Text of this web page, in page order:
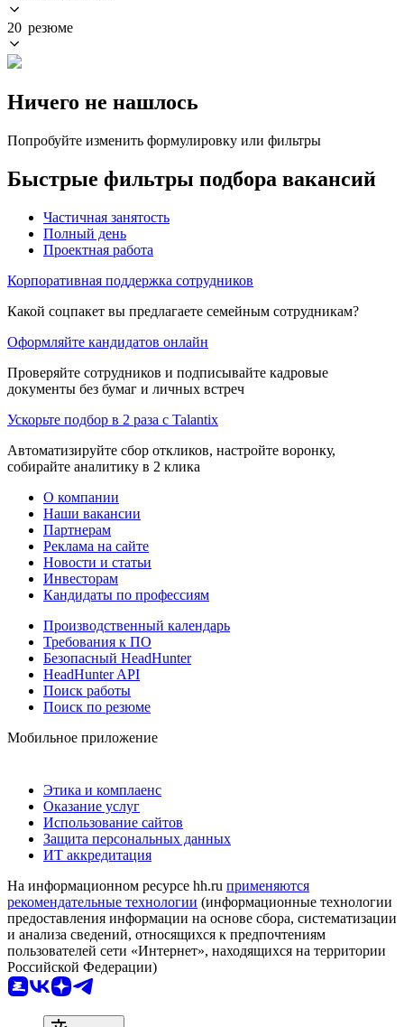
20 резюме
Ничего не нашлось
Попробуйте изменить формулировку или фильтры
Быстрые фильтры подбора вакансий
Частичная занятость
Полный день
Проектная работа
Корпоративная поддержка сотрудников
Какой соцпакет вы предлагаете семейным сотрудникам?
Оформляйте кандидатов онлайн
Проверяйте сотрудников и подписывайте кадровые
документы без бумаг и личных встреч
Ускорьте подбор в 2 раза с Talantix
Автоматизируйте сбор откликов, настройте воронку,
собирайте аналитику в 2 клика
О компании
Наши вакансии
Партнерам
Реклама на сайте
Новости и статьи
Инвесторам
Кандидаты по профессиям
Производственный календарь
Требования к ПО
Безопасный HeadHunter
HeadHunter API
Поиск работы
Поиск по резюме
Мобильное приложение
Этика и комплаенс
Оказание услуг
Использование сайтов
Защита персональных данных
ИТ аккредитация
На информационном ресурсе hh.ru применяются
рекомендательные технологии (информационные технологии
предоставления информации на основе сбора, систематизации
и анализа сведений, относящихся к предпочтениям
пользователей сети «Интернет», находящихся на территории
Российской Федерации)